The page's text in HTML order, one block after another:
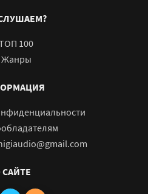
100
Жанры
САЙТЕ